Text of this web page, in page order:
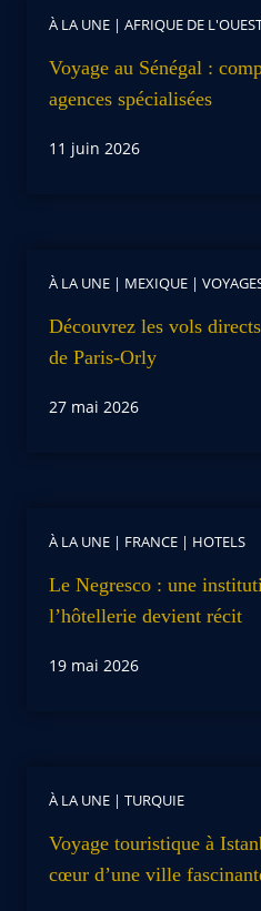
À LA UNE | AFRIQUE DE
Voyage au Sénégal :
agences spécialisées
11 juin 2026
À LA UNE | MEXIQUE |
Découvrez les vols
de Paris-Orly
27 mai 2026
À LA UNE | FRANCE | HOTELS
Le Negresco : une
l’hôtellerie devient récit
19 mai 2026
À LA UNE | TURQUIE
Voyage touristique à
cœur d’une ville